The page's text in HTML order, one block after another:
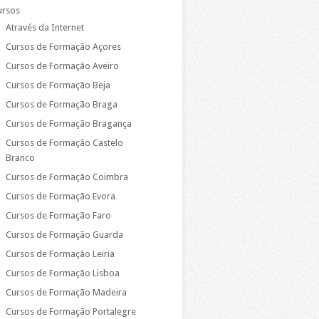
Através da Internet
Cursos de Formação Açores
Cursos de Formação Aveiro
Cursos de Formação Beja
Cursos de Formação Braga
Cursos de Formação Bragança
Cursos de Formação Castelo
Branco
Cursos de Formação Coimbra
Cursos de Formação Evora
Cursos de Formação Faro
Cursos de Formação Guarda
Cursos de Formação Leiria
Cursos de Formação Lisboa
Cursos de Formação Madeira
Cursos de Formação Portalegre